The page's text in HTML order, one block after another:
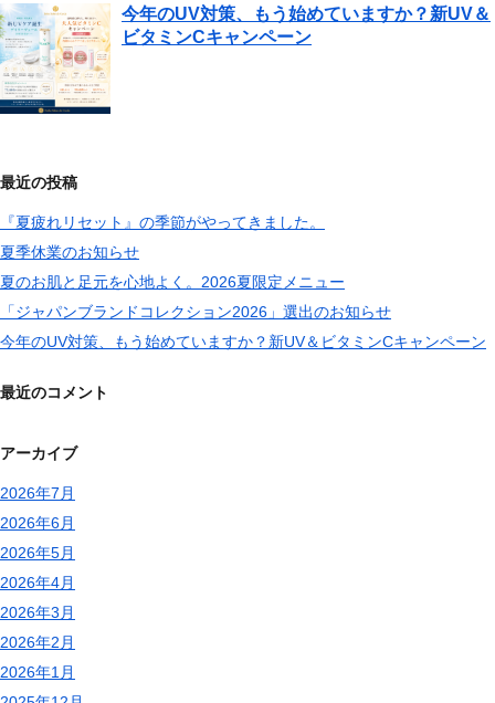
今年のUV対策、もう始めていますか？新UV＆
ビタミンCキャンペーン
最近の投稿
『夏疲れリセット』の季節がやってきました。
夏季休業のお知らせ
夏のお肌と足元を心地よく。2026夏限定メニュー
「ジャパンブランドコレクション2026」選出のお知らせ
今年のUV対策、もう始めていますか？新UV＆ビタミンCキャンペーン
最近のコメント
アーカイブ
2026年7月
2026年6月
2026年5月
2026年4月
2026年3月
2026年2月
2026年1月